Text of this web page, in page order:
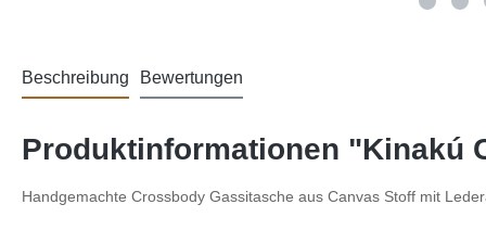
Beschreibung Bewertungen
Produktinformationen "Kinakú
Handgemachte Crossbody Gassitasche aus Canvas Stoff mit